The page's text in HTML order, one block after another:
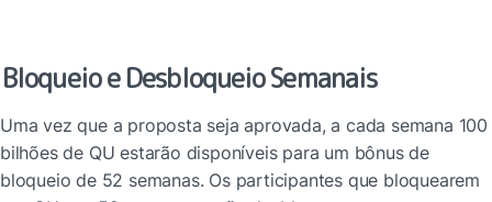
Bloqueio e Desbloqueio Semanais
Uma vez que a proposta seja aprovada, a cada semana 100
bilhões de QU estarão disponíveis para um bônus de
bloqueio de 52 semanas. Os participantes que bloquearem